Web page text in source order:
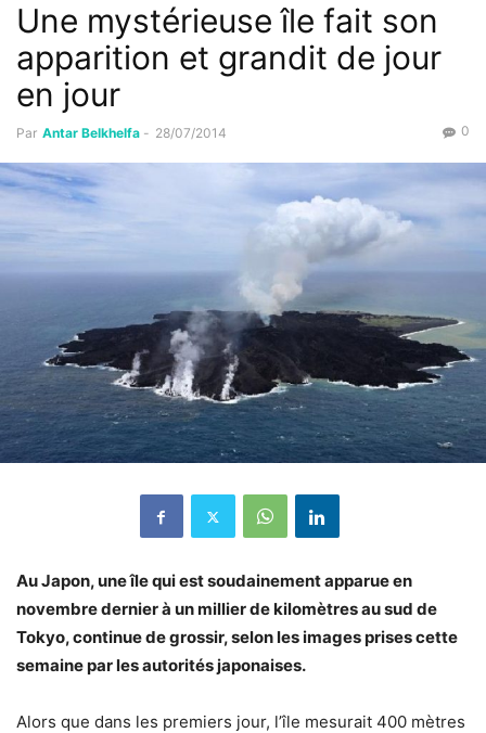
Une mystérieuse île fait son
apparition et grandit de jour
en jour
Par Antar Belkhelfa - 28/07/2014 0
Au Japon, une île qui est soudainement apparue en
novembre dernier à un millier de kilomètres au sud de
Tokyo, continue de grossir, selon les images prises cette
semaine par les autorités japonaises.
Alors que dans les premiers jour, l’île mesurait 400 mètres